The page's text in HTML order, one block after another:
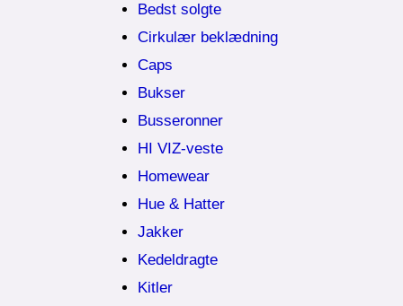
Bedst solgte
Cirkulær beklædning
Caps
Bukser
Busseronner
HI VIZ-veste
Homewear
Hue & Hatter
Jakker
Kedeldragte
Kitler